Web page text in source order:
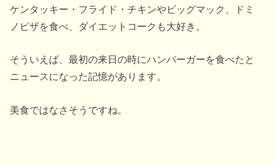
ケンタッキー・フライド・チキンやビッグマック、ドミ
ノピザを食べ、ダイエットコークも大好き。
そういえば、最初の来日の時にハンバーガーを食べたと
ニュースになった記憶があります。
美食ではなさそうですね。